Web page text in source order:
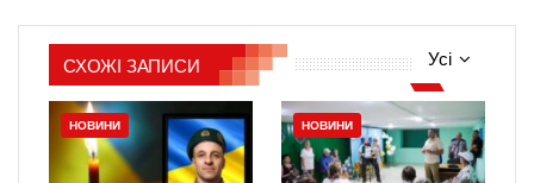
Усі
СХОЖІ ЗАПИСИ
НОВИНИ НОВИНИ